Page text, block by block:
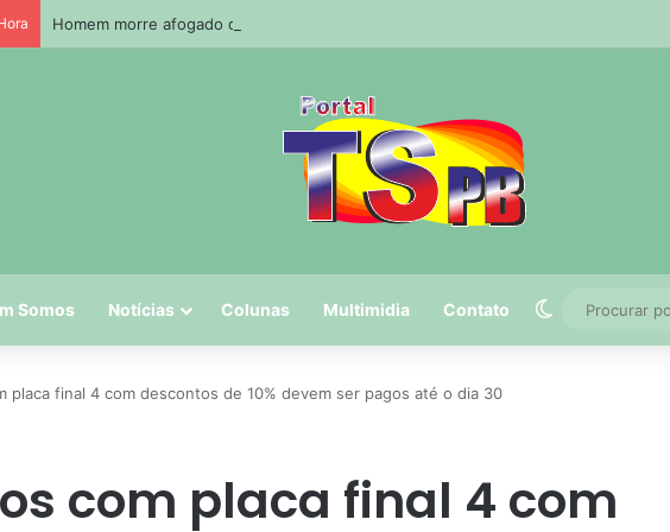
Homem morre afogado durante pescaria em açude no agreste paraibano
Somos Notícias Colunas Multimidia Contato Switch skin
placa final 4 com descontos de 10% devem ser pagos até o dia 30
com placa final 4 com